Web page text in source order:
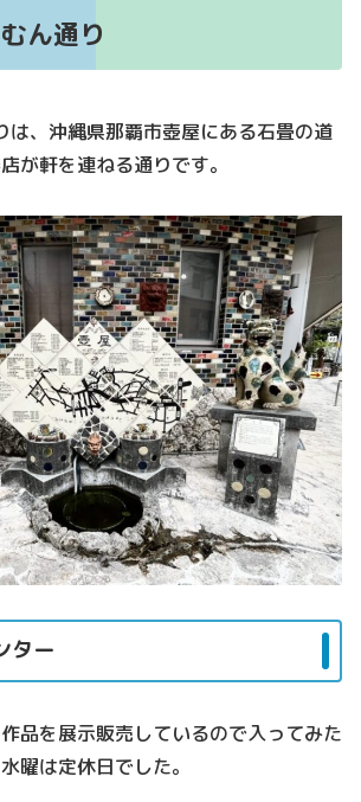
ん通り
は、沖縄県那覇市壺屋にある石畳の道
が軒を連ねる通りです。
ター
品を展示販売しているので入ってみた
曜は定休日でした。